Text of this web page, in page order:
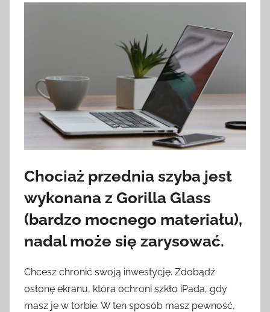
Chociaż przednia szyba jest
wykonana z Gorilla Glass
(bardzo mocnego materiału),
nadal może się zarysować.
Chcesz chronić swoją inwestycję. Zdobądź
osłonę ekranu, która ochroni szkło iPada, gdy
masz je w torbie. W ten sposób masz pewność,